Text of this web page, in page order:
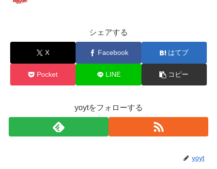
シェアする
X Facebook はてブ
Pocket LINE コピー
yoytをフォローする
yoyt